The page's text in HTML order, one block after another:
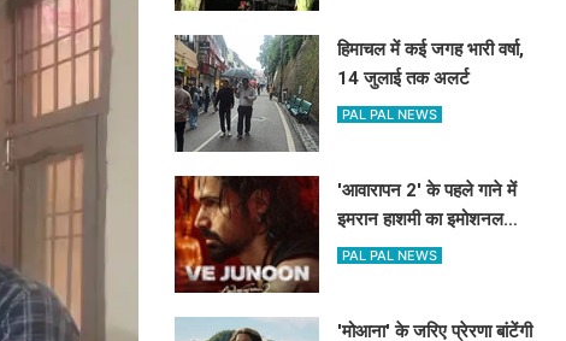
हिमाचल में कई जगह भारी वर्षा,
14 जुलाई तक अलर्ट
PAL PAL NEWS
'आवारापन 2' के पहले गाने में
इमरान हाशमी का इमोशनल
अवतार
PAL PAL NEWS
'मोआना' के जरिए प्रेरणा बांटेंगी